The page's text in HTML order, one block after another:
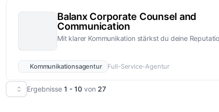
Balanx Corporate Counsel and
Communication
Mit klarer Kommunikation stärkst du deine
Kommunikationsagentur Full-Service-Agentur
Ergebnisse 1 - 10 von 27